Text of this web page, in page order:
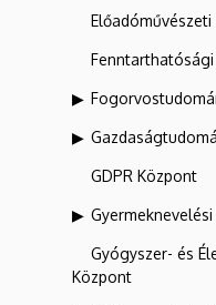
GDPR Központ
Gyógyszer- és
Központ